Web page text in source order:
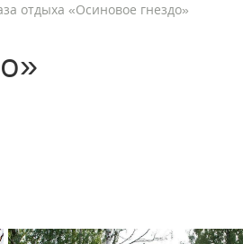
отдыха «Осиновое гнездо»